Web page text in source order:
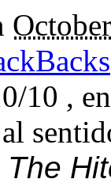
10 ,
al
The